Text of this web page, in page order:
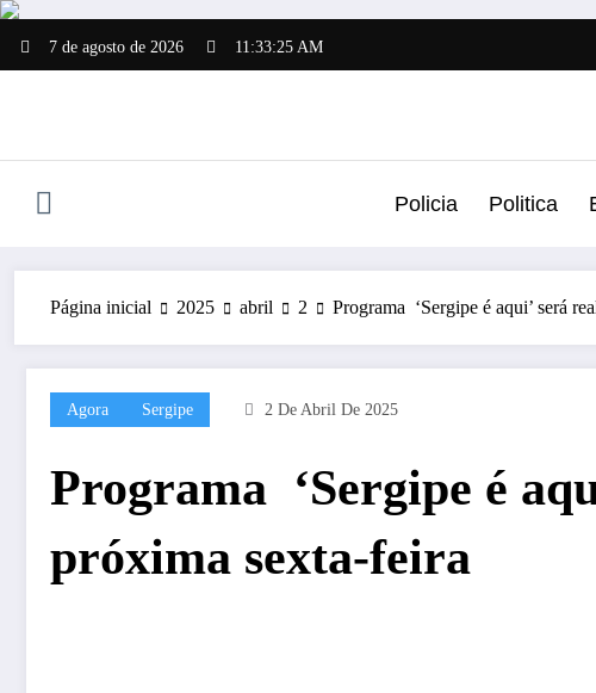
Pular
para
o
7 de agosto de 2026 11:33:25 AM
Policia Politica
Página inicial 2025 abril 2 Programa ‘Sergipe é aqui’ será
Agora Sergipe 2 De Abril De 2025
Programa ‘Sergipe é
próxima sexta-feira